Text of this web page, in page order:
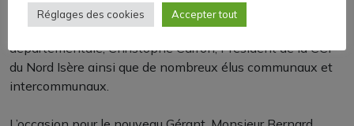
reprise du magasin Vival en compagnie de Yannick
Neuder, Député de l’Isère; Claire Debost, Conseillère
départementale; Christophe Carron, Président de la CCI
du Nord Isère ainsi que de nombreux élus communaux et
intercommunaux.
Réglages des cookies Accepter tout